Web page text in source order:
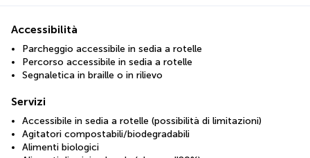
Accessibilità
Parcheggio accessibile in sedia a rotelle
Percorso accessibile in sedia a rotelle
Segnaletica in braille o in rilievo
Servizi
Accessibile in sedia a rotelle (possibilità di limitazioni)
Agitatori compostabili/biodegradabili
Alimenti biologici